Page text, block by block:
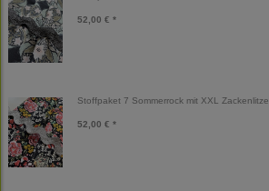
52,00 € *
Stoffpaket 7 Sommerrock mit XXL Zackenlitze
52,00 € *